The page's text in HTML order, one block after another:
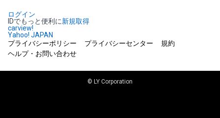
ログイン
IDでもっと便利に新規取得
carview!
Yahoo! JAPAN
プライバシーポリシー
プライバシーセンター
規約
ヘルプ・お問い合わせ
© LY Corporation